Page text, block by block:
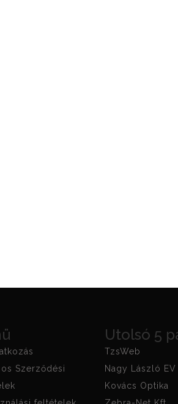
Szerződési
Utolsó 5
TzsWeb
Nagy László EV
Kovács Optika